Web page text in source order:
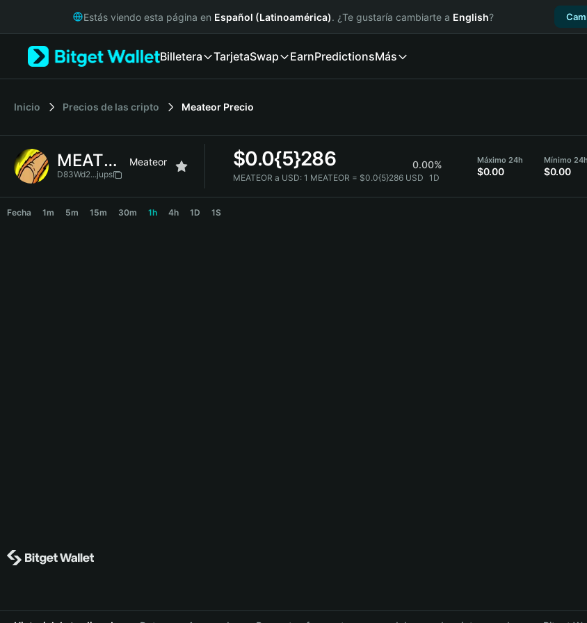
Русский
Italiano
简体中文
繁體中文
Bahasa Indonesia
Estás viendo esta página en Español (Latinoamérica). ¿Te gustaría cambiarte a English?
Billetera TarjetaSwap EarnPredictionsMás
Inicio Precios de las cripto Meateor Precio
MEATEOR Meateor
D83Wd2...jups
$0.0{5}286 0.00%
MEATEOR a USD: 1 MEATEOR = $0.0{5}286 USD 1D
Máximo 24h
$0.00
Mínimo 24h
$0.00
Fecha 1m 5m 15m 30m 1h 4h 1D 1S